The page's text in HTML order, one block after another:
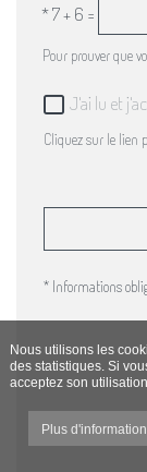
*7 + 6 =
Pour prouver que
J'ai lu et
Cliquez sur le lien
* Informations
Nous utilisons les
des statistiques. Si
acceptez son
Plus